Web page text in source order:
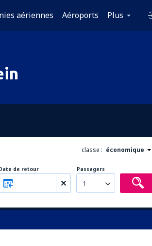
aériennes Aéroports Plus
classe : économique
de retour Passagers
1